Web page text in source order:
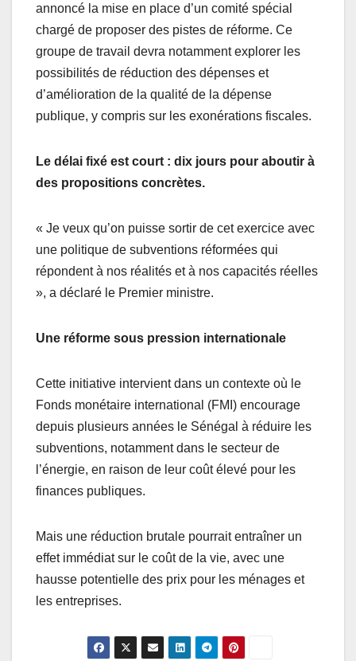
annoncé la mise en place d’un comité spécial
chargé de proposer des pistes de réforme. Ce
groupe de travail devra notamment explorer les
possibilités de réduction des dépenses et
d’amélioration de la qualité de la dépense
publique, y compris sur les exonérations fiscales.
Le délai fixé est court : dix jours pour aboutir à
des propositions concrètes.
« Je veux qu’on puisse sortir de cet exercice avec
une politique de subventions réformées qui
répondent à nos réalités et à nos capacités réelles
», a déclaré le Premier ministre.
Une réforme sous pression internationale
Cette initiative intervient dans un contexte où le
Fonds monétaire international (FMI) encourage
depuis plusieurs années le Sénégal à réduire les
subventions, notamment dans le secteur de
l’énergie, en raison de leur coût élevé pour les
finances publiques.
Mais une réduction brutale pourrait entraîner un
effet immédiat sur le coût de la vie, avec une
hausse potentielle des prix pour les ménages et
les entreprises.